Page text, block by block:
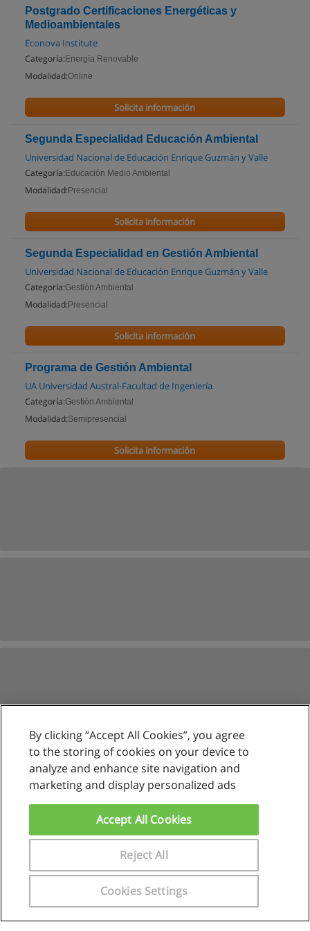
Postgrado Certificaciones Energéticas y
Medioambientales
Econova Institute
Categoría: Energía Renovable
Modalidad:Online
Solicita información
Segunda Especialidad Educación Ambiental
Universidad Nacional de Educación Enrique Guzmán y Valle
Categoría: Educación Medio Ambiental
Modalidad: Presencial
Solicita información
Segunda Especialidad en Gestión Ambiental
Universidad Nacional de Educación Enrique Guzmán y Valle
Categoría:Gestión Ambiental
Modalidad: Presencial
Solicita información
Programa de Gestión Ambiental
UA Universidad Austral-Facultad de Ingeniería
Categoría:Gestión Ambiental
Modalidad:Semipresencial
Solicita información
Reglas de uso
Contactar con Educaedu
Copyright © Educaedu Business S.L. - CIF : B-95610580: -
By clicking “Accept All Cookies”, you agree
to the storing of cookies on your device to
analyze and enhance site navigation and
marketing and display personalized ads
Cookies Settings
Reject All
Accept All Cookies